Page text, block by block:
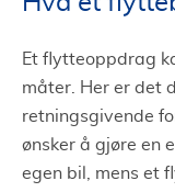
Et flytteoppdrag
måter. Her er det
retningsgivende
ønsker å gjøre en
egen bil, mens et